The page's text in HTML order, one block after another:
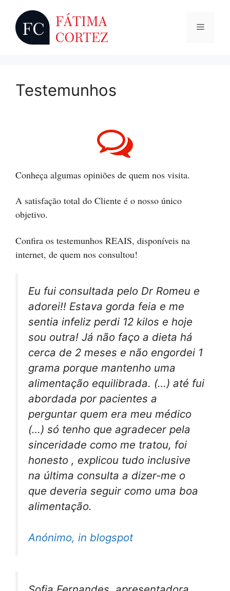
para
conteúdo
Menu
Testemunhos
Conheça algumas opiniões de quem nos visita.
A satisfação total do Cliente é o nosso único
objetivo.
Confira os testemunhos REAIS, disponíveis na
internet, de quem nos consultou!
Eu fui consultada pelo Dr Romeu e
adorei!! Estava gorda feia e me
sentia infeliz perdi 12 kilos e hoje
sou outra! Já não faço a dieta há
cerca de 2 meses e não engordei 1
grama porque mantenho uma
alimentação equilibrada. (…) até fui
abordada por pacientes a
perguntar quem era meu médico
(…) só tenho que agradecer pela
sinceridade como me tratou, foi
honesto , explicou tudo inclusive
na última consulta a dizer-me o
que deveria seguir como uma boa
alimentação.
Anónimo, in blogspot